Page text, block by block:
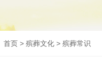
首页 > 殡葬文化 > 殡葬常识